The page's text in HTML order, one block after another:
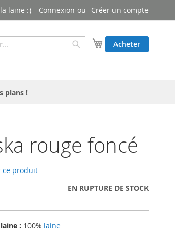
laine :) Connexion Créer un compte
Mon panier
Acheter
Rechercher
plans !
rouge foncé
ce produit
EN RUPTURE DE STOCK
: 100% laine